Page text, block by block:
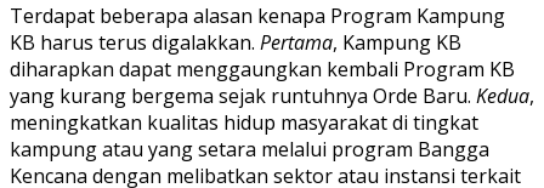
Terdapat beberapa alasan kenapa Program Kampung
KB harus terus digalakkan. Pertama, Kampung KB
diharapkan dapat menggaungkan kembali Program KB
yang kurang bergema sejak runtuhnya Orde Baru. Kedua,
meningkatkan kualitas hidup masyarakat di tingkat
kampung atau yang setara melalui program Bangga
Kencana dengan melibatkan sektor atau instansi terkait